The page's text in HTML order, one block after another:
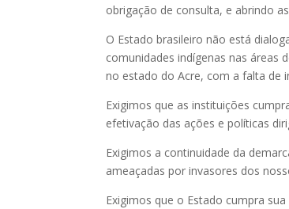
obrigação de consulta, e abrindo
O Estado brasileiro não está
comunidades indígenas nas áreas
no estado do Acre, com a falta de
Exigimos que as instituições
efetivação das ações e políticas
Exigimos a continuidade da
ameaçadas por invasores dos
Exigimos que o Estado cumpra